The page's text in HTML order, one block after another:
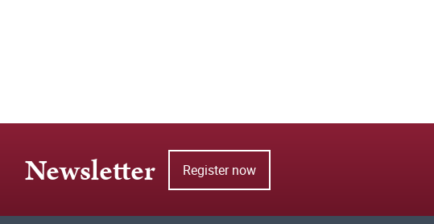
Newsletter Register now